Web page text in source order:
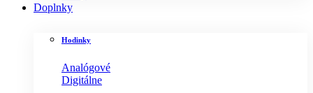
Doplnky
Hodinky
Analógové
Digitálne